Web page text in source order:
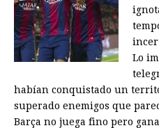
Lo
habían conquistado un
superado enemigos que
Barça no juega fino pero